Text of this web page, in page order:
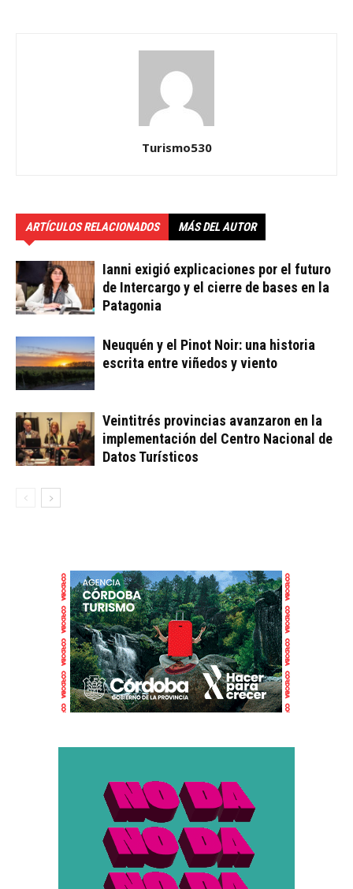
Turismo530
ARTÍCULOS RELACIONADOS MÁS DEL AUTOR
Ianni exigió explicaciones por el futuro
de Intercargo y el cierre de bases en la
Patagonia
Neuquén y el Pinot Noir: una historia
escrita entre viñedos y viento
Veintitrés provincias avanzaron en la
implementación del Centro Nacional de
Datos Turísticos